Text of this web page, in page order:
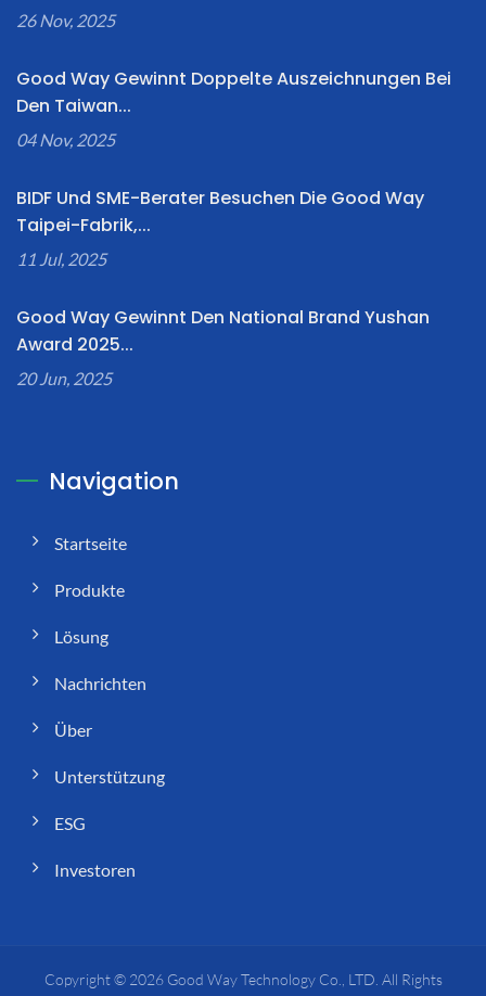
26 Nov, 2025
Good Way Gewinnt Doppelte Auszeichnungen Bei
Den Taiwan...
04 Nov, 2025
BIDF Und SME-Berater Besuchen Die Good Way
Taipei-Fabrik,...
11 Jul, 2025
Good Way Gewinnt Den National Brand Yushan
Award 2025...
20 Jun, 2025
Navigation
Startseite
Produkte
Lösung
Nachrichten
Über
Unterstützung
ESG
Investoren
Copyright © 2026 Good Way Technology Co., LTD. All Rights